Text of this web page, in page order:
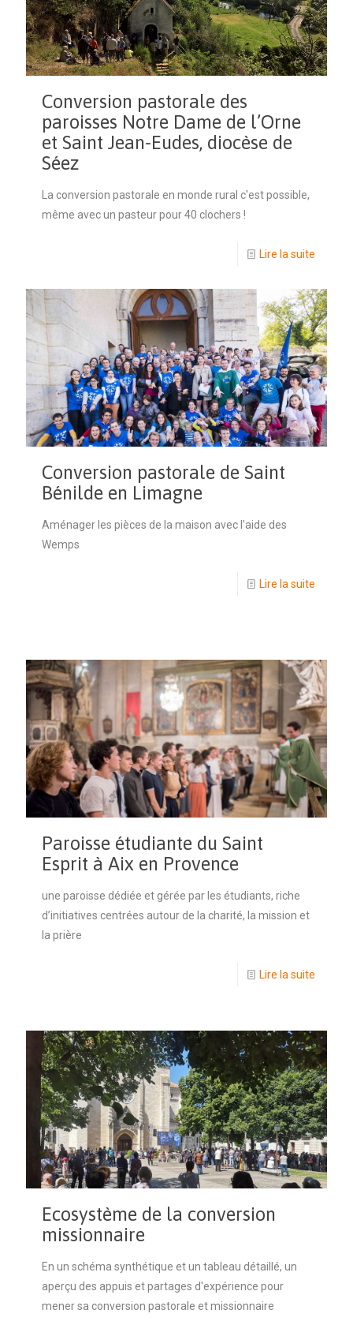
Conversion pastorale des
paroisses Notre Dame de l’Orne
et Saint Jean-Eudes, diocèse de
Séez
La conversion pastorale en monde rural c'est possible,
même avec un pasteur pour 40 clochers !
Lire la suite
Conversion pastorale de Saint
Bénilde en Limagne
Aménager les pièces de la maison avec l'aide des
Wemps
Lire la suite
Paroisse étudiante du Saint
Esprit à Aix en Provence
une paroisse dédiée et gérée par les étudiants, riche
d’initiatives centrées autour de la charité, la mission et
la prière
Lire la suite
Ecosystème de la conversion
missionnaire
En un schéma synthétique et un tableau détaillé, un
aperçu des appuis et partages d'expérience pour
mener sa conversion pastorale et missionnaire